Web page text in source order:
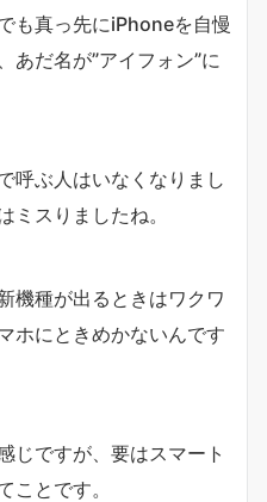
も真っ先にiPhoneを自慢
あだ名が”アイフォン”に
呼ぶ人はいなくなりまし
ミスりましたね。
機種が出るときはワクワ
ホにときめかないんです
じですが、要はスマート
ことです。